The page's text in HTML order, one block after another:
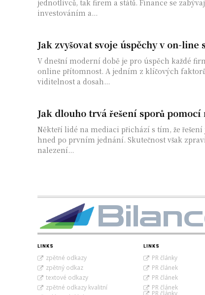
jednotlivců, tak firem a států. Finance se
investováním a...
Jak zvyšovat svoje úspěchy v on-line
V dnešní moderní době je pro úspěch každé
online přítomnost. A jedním z klíčových
viditelnost a dosah...
Jak dlouho trvá řešení sporů pomocí
Někteří lidé na mediaci přichází s tím, že
hned po prvním jednání. Skutečnost však
nalezení...
LINKS
zpětné odkazy
zpětný odkaz
textové odkazy
zpětné odkazy kvalitní
LINKS
PR články
PR článek
PR článek
PR článek
PR články